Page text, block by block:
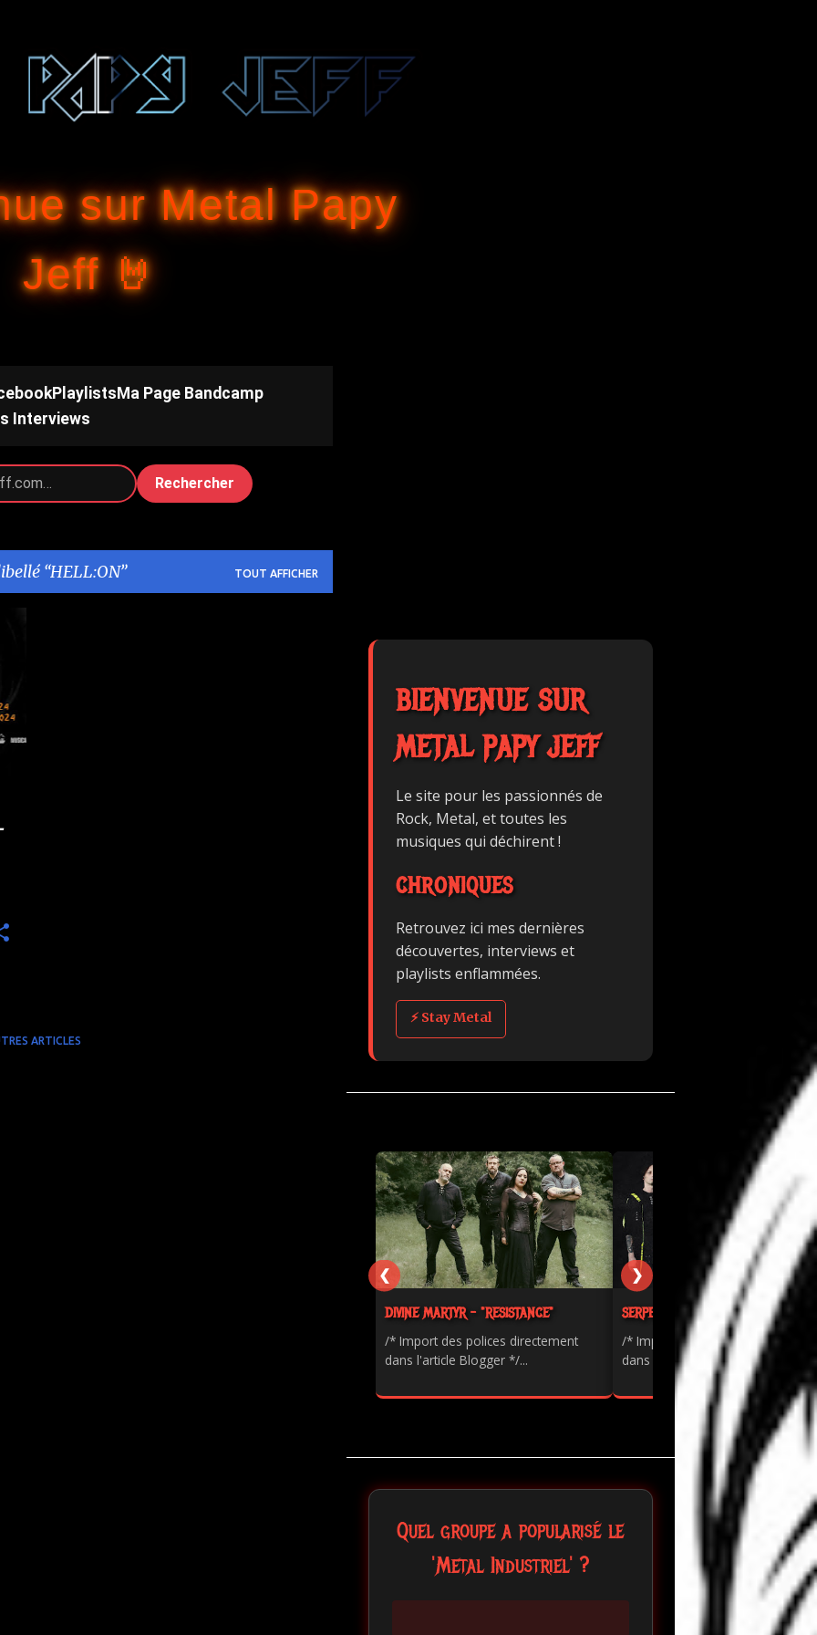
sur Metal Papy
Jeff 🤘
Playlists Ma Page Bandcamp
Interviews
Rechercher
HELL:ON TOUT AFFICHER
ARTICLES
BIENVENUE SUR
METAL PAPY JEFF
Le site pour les passionnés de
Rock, Metal, et toutes les
musiques qui déchirent !
CHRONIQUES
Retrouvez ici mes dernières
découvertes, interviews et
playlists enflammées.
⚡ Stay Metal
DIVINE MARTYR - "RESISTANCE"
/* Import des polices directement
dans l'article Blogger */...
SERPENTS - "PAINKILLER"
/* Import des polices directement
dans l'article Blogger */...
❮ ❯
Quel groupe a popularisé le
'Metal Industriel' ?